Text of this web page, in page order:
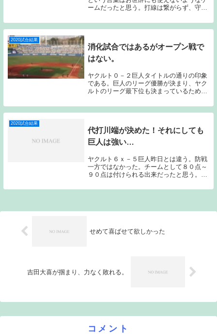
ームだったと思う。打線は繋がらず、守備
機動力は止められず、という最下位に沈む
チームらしいゲームだった。そんなゲーム
2020試合結果
消化試合ではあるがオープン戦で
はない。
ヤクルト０－２巨人タイトルの通りの印象
である。巨人のリーグ優勝が決まり、ヤク
ルトのリーグ最下位も決まっているため、
それでも公式戦である。オープン戦ではな
いのである。しかしヤクルトの試合内容は
2020試合結果
代打川端が決めた！それにしても
巨人は強い…
ヤクルト６ｘ－５巨人昨日とは違う。防戦
一方ではなかった。チームとして８０点～
９０点は付けられる出来だったと思う。そ
ったからである。しかしそんな巨人に競り
せめて喜ばせて欲しかった
吉田大喜が掴まり、力なく敗れる。
コメント